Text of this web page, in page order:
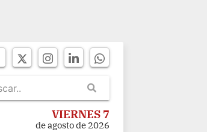
VIERNES 7
de agosto de 2026